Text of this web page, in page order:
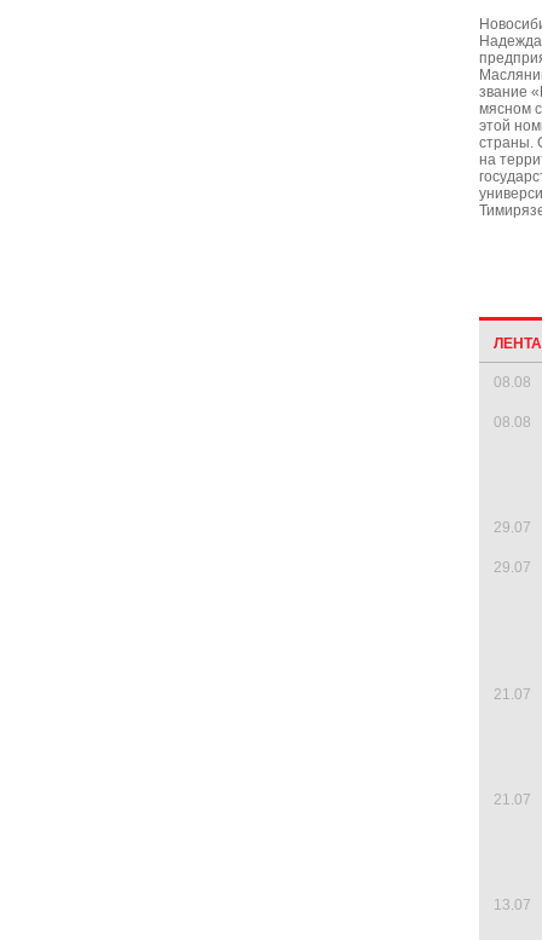
звание
мясном
этой
страны.
на
08.08
08.08
29.07
29.07
21.07
21.07
13.07